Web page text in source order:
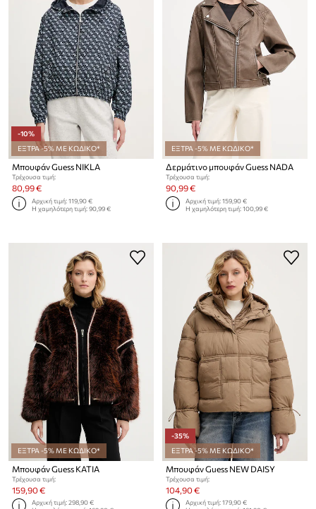
-10%
ΕΞΤΡΑ -5% ΜΕ ΚΩΔΙΚΟ*
Μπουφάν Guess NIKLA
Τρέχουσα τιμή:
80,99 €
Αρχική τιμή:119,90 €
Η χαμηλότερη τιμή:90,99 €
ΕΞΤΡΑ -5% ΜΕ ΚΩΔΙΚΟ*
Δερμάτινο μπουφάν Guess NADA
Τρέχουσα τιμή:
90,99 €
Αρχική τιμή:159,90 €
Η χαμηλότερη τιμή:100,99 €
ΕΞΤΡΑ -5% ΜΕ ΚΩΔΙΚΟ*
Μπουφάν Guess KATIA
Τρέχουσα τιμή:
159,90 €
Αρχική τιμή:298,90 €
-35%
ΕΞΤΡΑ -5% ΜΕ ΚΩΔΙΚΟ*
Μπουφάν Guess NEW DAISY
Τρέχουσα τιμή:
104,90 €
Αρχική τιμή:179,90 €